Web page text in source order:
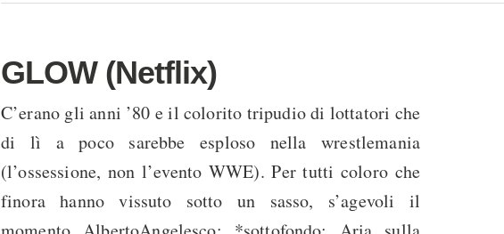
GLOW (Netflix)
C’erano gli anni ’80 e il colorito tripudio di lottatori che
di lì a poco sarebbe esploso nella wrestlemania
(l’ossessione, non l’evento WWE). Per tutti coloro che
finora hanno vissuto sotto un sasso, s’agevoli il